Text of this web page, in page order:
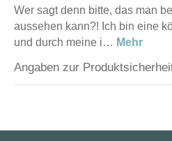
Wer sagt denn bitte, das man
aussehen kann?! Ich bin eine
und durch meine i… Mehr
Angaben zur